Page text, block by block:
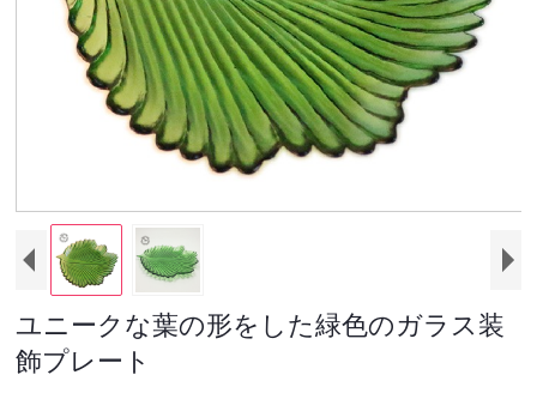
ユニークな葉の形をした緑色のガラス装
飾プレート